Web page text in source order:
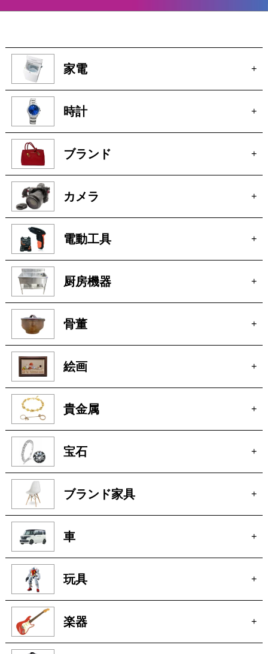
家電 +
時計 +
ブランド +
カメラ +
電動工具 +
厨房機器 +
骨董 +
絵画 +
貴金属 +
宝石 +
ブランド家具 +
車 +
玩具 +
楽器 +